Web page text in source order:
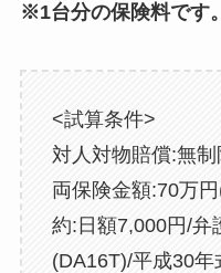
※1台分の保険料です。
<試算条件>
対人対物賠償:無
両保険金額:70万
約:日額7,000円/弁
(DA16T)/平成30年